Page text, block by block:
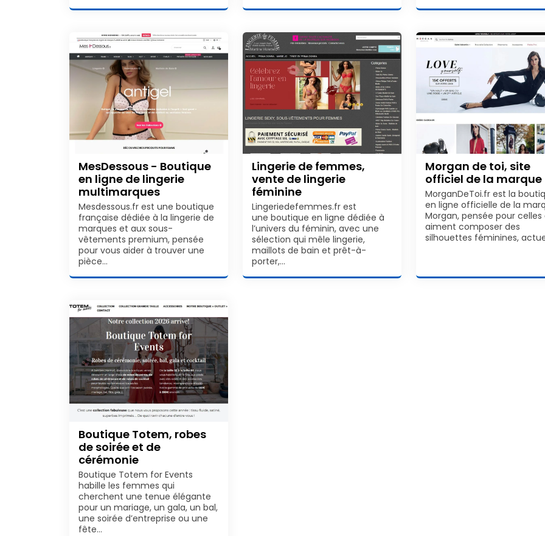
MesDessous - Boutique
en ligne de lingerie
multimarques
Mesdessous.fr est une boutique
française dédiée à la lingerie de
marques et aux sous-
vêtements premium, pensée
pour vous aider à trouver une
pièce…
Lingerie de femmes,
vente de lingerie
féminine
Lingeriedefemmes.fr est
une boutique en ligne dédiée à
l’univers du féminin, avec une
sélection qui mêle lingerie,
maillots de bain et prêt-à-
porter,…
Morgan de toi, site
officiel de la marque
MorganDeToi.fr est la
en ligne officielle de la
Morgan, pensée pour celles
aiment composer des
silhouettes féminines,
Boutique Totem, robes
de soirée et de
cérémonie
Boutique Totem for Events
habille les femmes qui
cherchent une tenue élégante
pour un mariage, un gala, un bal,
une soirée d’entreprise ou une
fête…